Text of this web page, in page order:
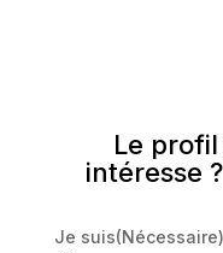
Le
intéresse
Je suis(Nécessaire)